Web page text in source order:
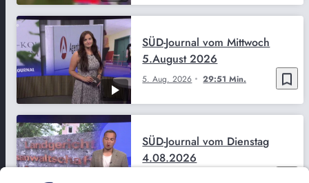
bookmark_border
5. Aug. 2026 29:51 Min.
SÜD-Journal vom Mittwoch
5.August 2026
SÜD-Journal vom Dienstag
4.08.2026